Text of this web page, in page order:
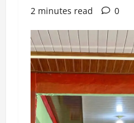
2 minutes read
0